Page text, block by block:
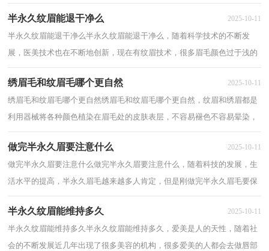
的。接下来就由小编带大家了解下简单日常化...
半永久纹眉能退干净么 2025-10-11
半永久纹眉能退干净么半永久纹眉能退干净么，随着科学技术的不断发
展，医美技术也在不断地创新，现在有纹眉技术，很多眉毛颜色过于浅的
人就会选择去做半永久纹眉，那么做完半永久纹眉...
绣眉毛和纹眉毛哪个更自然 2025-10-11
绣眉毛和纹眉毛哪个更自然绣眉毛和纹眉毛哪个更自然，纹眉和绣眉都是
利用器械将各种颜色植染在眉毛处的皮肤表层，不容易褪色不容易晕染，
可以长时间维持于皮肤内的一项技术，绣眉毛...
做完半永久眉要注意什么 2025-10-11
做完半永久眉要注意什么做完半永久眉要注意什么，随着科技的发展，生
活水平的提高，半永久眉毛越来越多人肯定，但是刚做完半永久眉毛要保
护的，下面小编整理了做完半永久眉要注意什么...
半永久纹眉能维持多久 2025-10-11
半永久纹眉能维持多久半永久纹眉能维持多久，爱美是人的天性，随着社
会的不断发展近几年出现了很多美容的机构，很多爱美的人都会去做唇部